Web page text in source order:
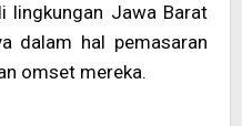
lingkungan Jawa Barat
dalam hal pemasaran
omset mereka.